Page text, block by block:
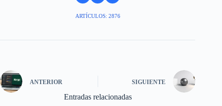
ARTÍCULOS: 2876
ANTERIOR SIGUIENTE
Entradas relacionadas